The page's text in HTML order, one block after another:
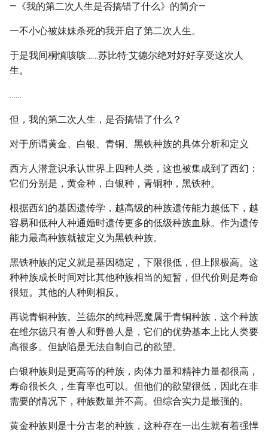
—《我的第二次人生是否搞错了什么》的简介—
一不小心被妹妹杀死的我开启了第二次人生。
于是我间桐慎咳咳……苏比特·艾德尔绝对好好享受这次人
生。
……
但，我的第二次人生，是否搞错了什么？
对于所谓黄金、白银、青铜、黑铁种族的具体分析和定义
西方人潜意识承认世界上四种人类，这也被集成到了西幻：
它们分别是，黄金种，白银种，青铜种，黑铁种。
根据西幻的基因遗传学，越高级的种族遗传能力越低下，越
容易和低种人种通婚时遗传更多的低级种族血脉。作为遗传
能力最高种族就被定义为黑铁种族。
黑铁种族的定义就是基因稳定，下限很低，但上限极高。这
种种族成长时间对比其他种族相当的短暂，但代价则是寿命
很短。其他的人种则相反。
再说青铜种族。兰德尔的纯种恶魔属于青铜种族，这个种族
在维尔德只有兽人和野兽人是，它们的优势基本上比人类要
高很多。但缺陷是无法自制自己的欲望。
白银种族则是更高等的种族，肉体力量和精神力量都很高，
寿命很长久，生育率也可以。但他们的欲望很低，因此在非
需要的情况下，种族数量并不高。但综合实力是最强的。
黄金种族则是十分古老的种族，这种存在一出生就有着强悍